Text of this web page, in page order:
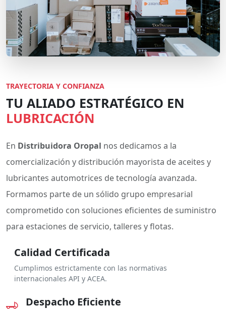
TRAYECTORIA Y CONFIANZA
TU ALIADO ESTRATÉGICO EN
LUBRICACIÓN
En Distribuidora Oropal nos dedicamos a la
comercialización y distribución mayorista de aceites y
lubricantes automotrices de tecnología avanzada.
Formamos parte de un sólido grupo empresarial
comprometido con soluciones eficientes de suministro
para estaciones de servicio, talleres y flotas.
Calidad Certificada
Cumplimos estrictamente con las normativas
internacionales API y ACEA.
Despacho Eficiente